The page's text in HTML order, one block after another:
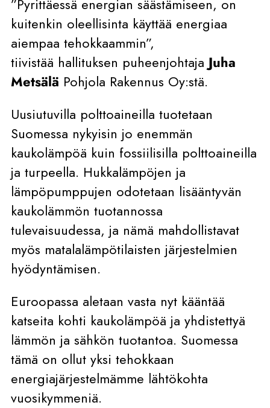
”Pyrittäessä energian säästämiseen, on
kuitenkin oleellisinta käyttää energiaa
aiempaa tehokkaammin”,
tiivistää hallituksen puheenjohtaja Juha
Metsälä Pohjola Rakennus Oy:stä.
Uusiutuvilla polttoaineilla tuotetaan
Suomessa nykyisin jo enemmän
kaukolämpöä kuin fossiilisilla polttoaineilla
ja turpeella. Hukkalämpöjen ja
lämpöpumppujen odotetaan lisääntyvän
kaukolämmön tuotannossa
tulevaisuudessa, ja nämä mahdollistavat
myös matalalämpötilaisten järjestelmien
hyödyntämisen.
Euroopassa aletaan vasta nyt kääntää
katseita kohti kaukolämpöä ja yhdistettyä
lämmön ja sähkön tuotantoa. Suomessa
tämä on ollut yksi tehokkaan
energiajärjestelmämme lähtökohta
vuosikymmeniä.